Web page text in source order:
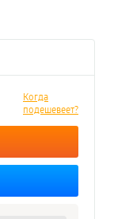
Когда
подешевеет?